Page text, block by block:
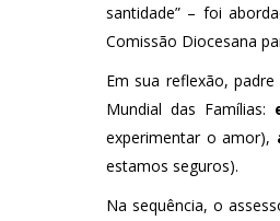
santidade” – foi
Comissão Diocesana
Em sua reflexão,
Mundial das Famílias:
experimentar o amor),
estamos seguros).
Na sequência, o